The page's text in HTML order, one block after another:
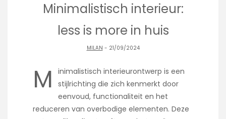
Minimalistisch interieur:
less is more in huis
MILAN - 21/09/2024
M
inimalistisch interieurontwerp is een
stijlrichting die zich kenmerkt door
eenvoud, functionaliteit en het
reduceren van overbodige elementen. Deze